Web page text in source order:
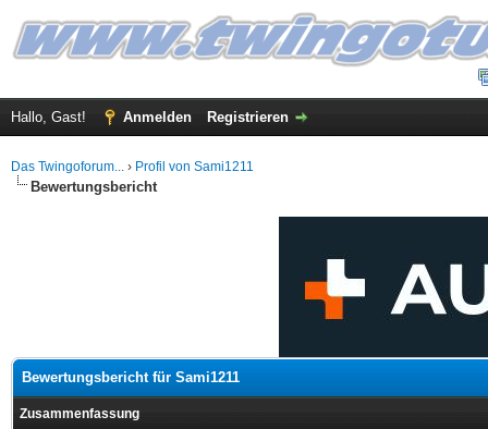
Hallo, Gast! Anmelden Registrieren
Das Twingoforum... › Profil von Sami1211
Bewertungsbericht
Bewertungsbericht für Sami1211
Zusammenfassung